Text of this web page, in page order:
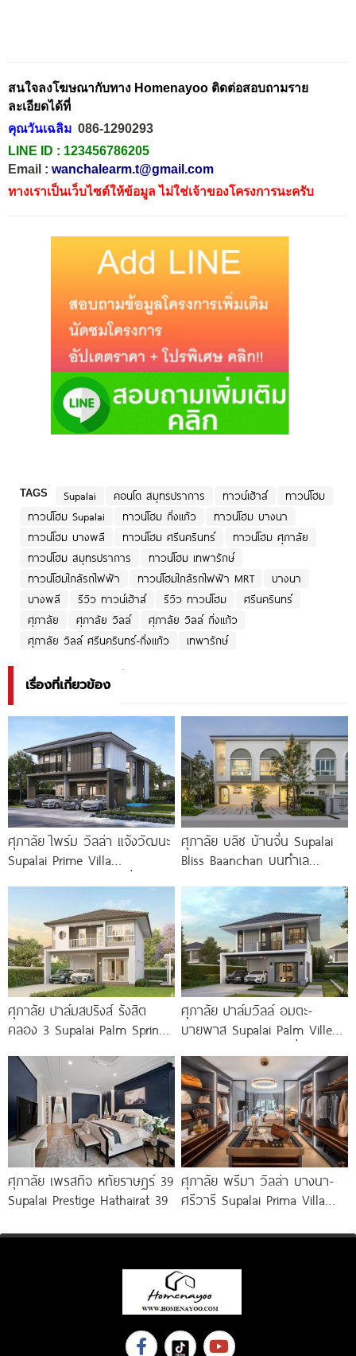
สนใจลงโฆษณากับทาง Homenayoo ติดต่อสอบถามราย
ละเอียดได้ที่
คุณวันเฉลิม 086-1290293
LINE ID : 123456786205
Email : wanchalearm.t@gmail.com
ทางเราเป็นเว็บไซต์ให้ข้อมูล ไม่ใช่เจ้าของโครงการนะครับ
TAGS Supalai คอนโด สมุทรปราการ ทาวน์เฮ้าส์
ทาวน์โฮม
ทาวน์โฮม Supalai
ทาวน์โฮม กิ่งแก้ว
ทาวน์โฮม บางนา
ทาวน์โฮม บางพลี
ทาวน์โฮม ศรีนครินทร์
ทาวน์โฮม ศุภาลัย
ทาวน์โฮม สมุทรปราการ
ทาวน์โฮม เทพารักษ์
ทาวน์โฮมใกล้รถไฟฟ้า
ทาวน์โฮมใกล้รถไฟฟ้า MRT
บางนา
บางพลี
รีวิว ทาวน์เฮ้าส์ รีวิว ทาวน์โฮม
ศรีนครินทร์
ศุภาลัย
ศุภาลัย วิลล์
ศุภาลัย วิลล์ กิ่งแก้ว
ศุภาลัย วิลล์ ศรีนครินทร์-กิ่งแก้ว
เทพารักษ์
เรื่องที่เกี่ยวข้อง
ศุภาลัย ไพร์ม วิลล่า แจ้งวัฒนะ
Supalai Prime Villa
ศุภาลัย บลิซ บ้านจั่น Supalai
Bliss Baanchan บนทำเล
เพียง 200
ศุภาลัย ปาล์มสปริงส์ รังสิต
คลอง 3 Supalai Palm Springs
ศุภาลัย ปาล์มวิลล์ อมตะ-
บายพาส Supalai Palm Ville
ประหยัดพลังงาน ใกล้ถนนเลี่ยง
เมือง มอเตอร์เวย์
ศุภาลัย เพรสทิจ หทัยราษฎร์ 39
Supalai Prestige Hathairat 39
ศุภาลัย พรีมา วิลล่า บางนา-
ศรีวารี Supalai Prima Villa